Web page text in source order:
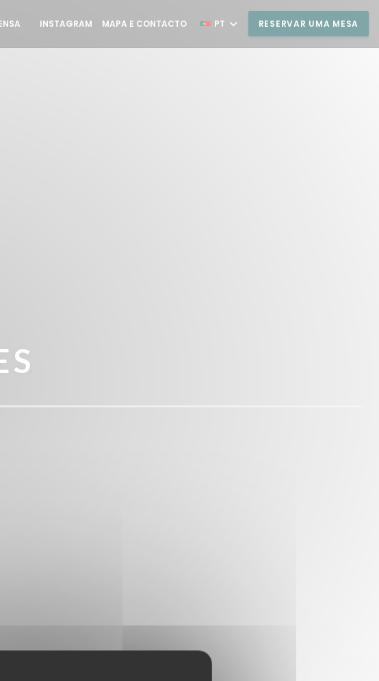
((ABRE NUMA NOVA JANELA))
INSTAGRAM((ABRE NUMA NOVA JANELA))
MAPA E CONTACTO PT RESERVAR UMA MESA